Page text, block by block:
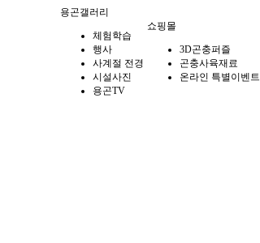
용곤갤러리
체험학습
행사
사계절 전경
시설사진
용곤TV
쇼핑몰
3D곤충퍼즐
곤충사육재료
온라인 특별이벤트